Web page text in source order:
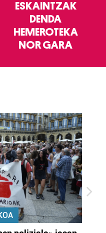
ESKAINTZAK
DENDA
HEMEROTEKA
NOR GARA